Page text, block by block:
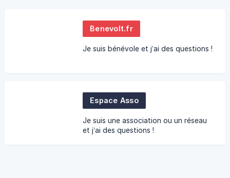
Benevolt.fr
Je suis bénévole et j’ai des questions !
Espace Asso
Je suis une association ou un réseau
et j’ai des questions !